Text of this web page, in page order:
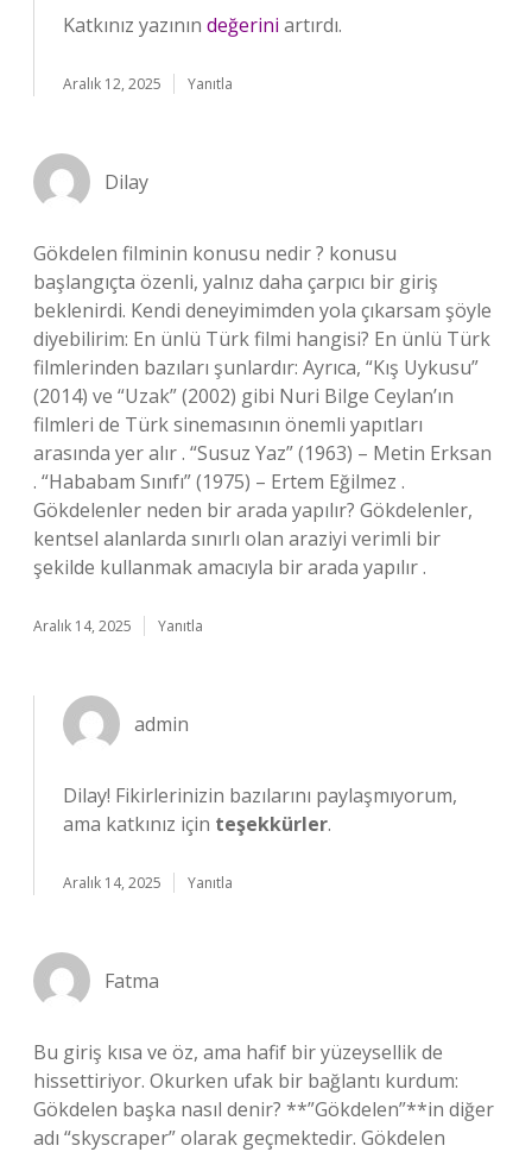
Katkınız yazının değerini artırdı.
Aralık 12, 2025 Yanıtla
Dilay
Gökdelen filminin konusu nedir ? konusu
başlangıçta özenli, yalnız daha çarpıcı bir giriş
beklenirdi. Kendi deneyimimden yola çıkarsam şöyle
diyebilirim: En ünlü Türk filmi hangisi? En ünlü Türk
filmlerinden bazıları şunlardır: Ayrıca, “Kış Uykusu”
(2014) ve “Uzak” (2002) gibi Nuri Bilge Ceylan’ın
filmleri de Türk sinemasının önemli yapıtları
arasında yer alır . “Susuz Yaz” (1963) – Metin Erksan
. “Hababam Sınıfı” (1975) – Ertem Eğilmez .
Gökdelenler neden bir arada yapılır? Gökdelenler,
kentsel alanlarda sınırlı olan araziyi verimli bir
şekilde kullanmak amacıyla bir arada yapılır .
Aralık 14, 2025 Yanıtla
admin
Dilay! Fikirlerinizin bazılarını paylaşmıyorum,
ama katkınız için teşekkürler.
Aralık 14, 2025 Yanıtla
Fatma
Bu giriş kısa ve öz, ama hafif bir yüzeysellik de
hissettiriyor. Okurken ufak bir bağlantı kurdum:
Gökdelen başka nasıl denir? **”Gökdelen”**in diğer
adı “skyscraper” olarak geçmektedir. Gökdelen